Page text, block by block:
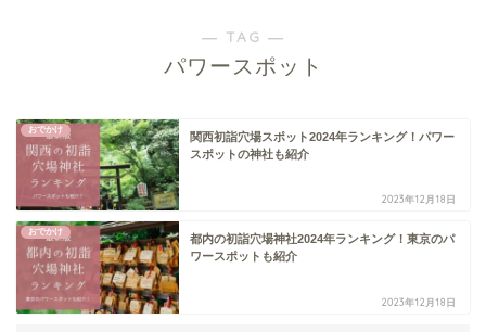
― TAG ―
パワースポット
おでかけ
関西初詣穴場スポット2024年ランキング！パワー
スポットの神社も紹介
2023年12月18日
おでかけ
都内の初詣穴場神社2024年ランキング！東京のパ
ワースポットも紹介
2023年12月18日